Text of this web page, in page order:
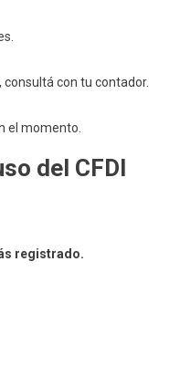
consultá con tu contador.
el momento.
del CFDI
registrado.